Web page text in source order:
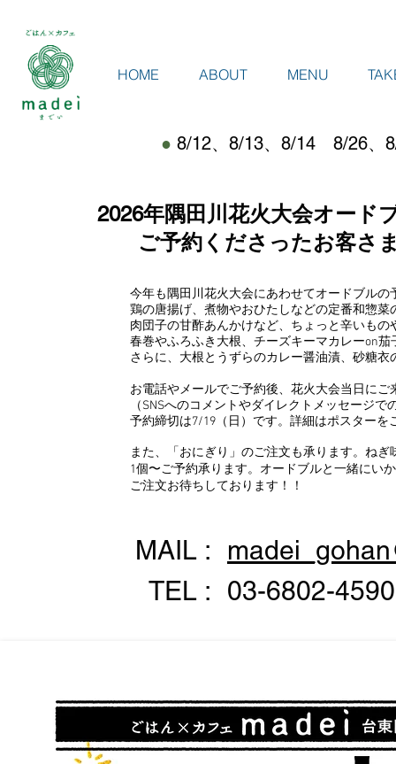
HOME ABOUT MENU
● 8/12、8/13、8/14 8/26、
2026年隅田川花火大会オード
ご予約くださったお客さ
今年も隅田川花火大会にあわせてオードブルの
鶏の唐揚げ、煮物やおひたしなどの定番和惣
肉団子の甘酢あんかけなど、ちょっと辛いもの
春巻やふろふき大根、チーズキーマカレーon
さらに、大根とうずらのカレー醤油漬、砂糖
お電話やメールでご予約後、花火大会当日に
（SNSへのコメントやダイレクトメッセージ
予約締切は7/19（日）です。詳細はポスターを
また、「おにぎり」のご注文も承ります。ね
1個〜ご予約承ります。オードブルと一緒にい
ご注文お待ちしております！！
MAIL :
TEL : 03-6802-4590